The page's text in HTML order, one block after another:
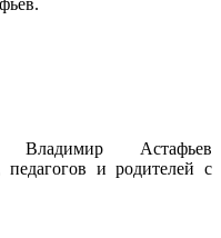
Владимир Астафьев
педагогов и родителей с